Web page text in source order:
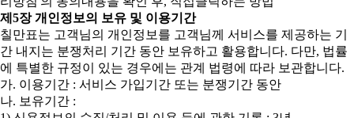
제5장 개인정보의 보유 및 이용기간
칠만표는 고객님의 개인정보를 고객님께 서비스를 제공하는 기
간 내지는 분쟁처리 기간 동안 보유하고 활용합니다. 다만, 법률
에 특별한 규정이 있는 경우에는 관계 법령에 따라 보관합니다.
가. 이용기간 : 서비스 가입기간 또는 분쟁기간 동안
나. 보유기간 :